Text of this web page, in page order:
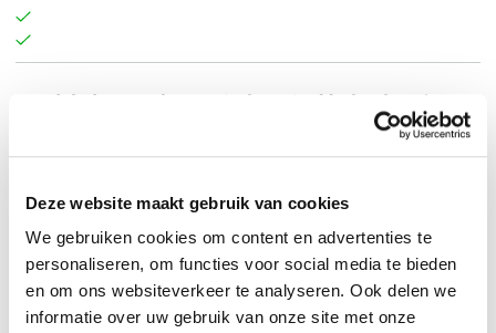
Deze website maakt gebruik van cookies
We gebruiken cookies om content en advertenties te
personaliseren, om functies voor social media te bieden
en om ons websiteverkeer te analyseren. Ook delen we
informatie over uw gebruik van onze site met onze
Ontdek de smaak van Limburg in één boek.
In het
Limbo Restaurants Kookboek delen 50 Limburgse
restaurants hun signatuurrecept, van verfijnde fine
dining tot hartverwarmende streekklassiekers. Elk
gerecht is een uitnodiging om zelf de keuken in te
duiken én de regio te proeven. Met prachtige foto's,
persoonlijke verhalen van chefs en verrassende
smaakcombinaties is dit kookboek een ode aan